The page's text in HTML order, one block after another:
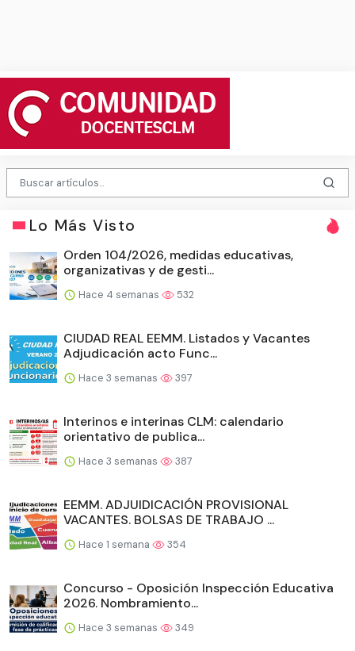
Lo Más Visto
Orden 104/2026, medidas educativas,
organizativas y de gesti...
Hace 4 semanas 532
CIUDAD REAL EEMM. Listados y Vacantes
Adjudicación acto Func...
Hace 3 semanas 397
Interinos e interinas CLM: calendario
orientativo de publica...
Hace 3 semanas 387
EEMM. ADJUIDICACIÓN PROVISIONAL
VACANTES. BOLSAS DE TRABAJO ...
Hace 1 semana 354
Concurso - Oposición Inspección Educativa
2026. Nombramiento...
Hace 3 semanas 349